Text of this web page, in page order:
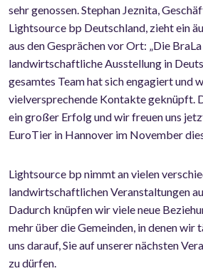
sehr genossen. Stephan Jeznita,
Lightsource bp Deutschland, zieht ein
aus den Gesprächen vor Ort: „Die
landwirtschaftliche Ausstellung in
gesamtes Team hat sich engagiert und
vielversprechende Kontakte geknüpft.
ein großer Erfolg und wir freuen uns
EuroTier in Hannover im November
Lightsource bp nimmt an vielen
landwirtschaftlichen Veranstaltungen
Dadurch knüpfen wir viele neue
mehr über die Gemeinden, in denen wir
uns darauf, Sie auf unserer nächsten
zu dürfen.